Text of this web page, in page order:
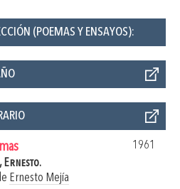
(POEMAS Y ENSAYOS):
1961
Ernesto.
Ernesto Mejía